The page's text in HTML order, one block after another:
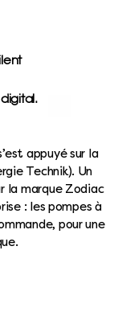
appuyé sur la
Technik). Un
la marque Zodiac
: les pompes à
pour une